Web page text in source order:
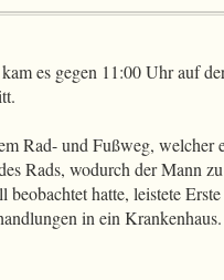
es gegen 11:00 Uhr auf
Rad- und Fußweg, welcher
Rads, wodurch der Mann
beobachtet hatte, leistete
in ein Krankenhaus.